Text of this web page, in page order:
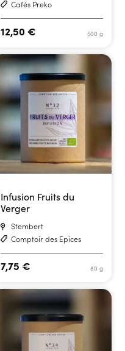
Cafés Preko
500 g
12,50 €
Infusion Fruits du
Verger
Stembert
Comptoir des Epices
80 g
7,75 €